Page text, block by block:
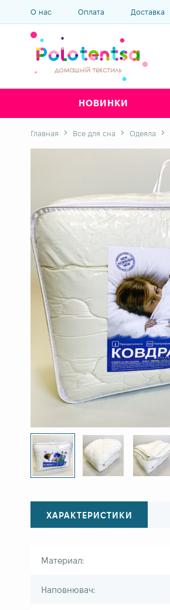
О нас Оплата Доставка
НОВИНКИ
Главная Все для сна Одеяла
ХАРАКТЕРИСТИКИ
Материал:
Наповнювач: